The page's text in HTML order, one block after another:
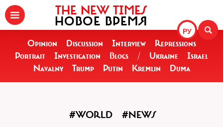
РУ
THE NEW TIMES
НОВОЕ ВРЕМЯ
Opinion Discussion Interview
Repressions
Portrait
Investigation Blogs / Ukraine
Israel
Navalny
Trump Putin Kremlin Duma
#WORLD #NEWS